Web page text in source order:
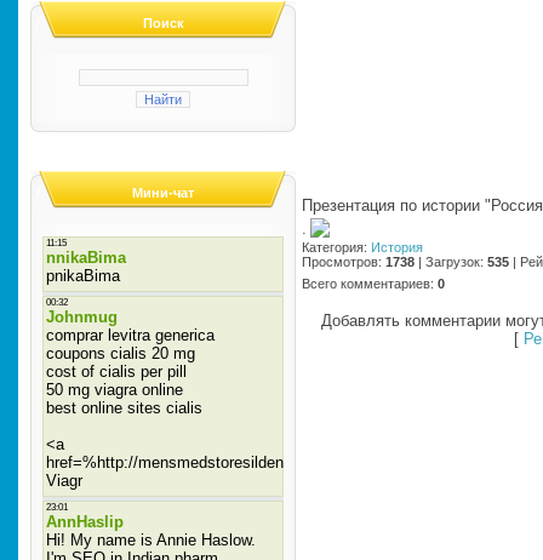
Поиск
Мини-чат
Презентация по истории
·
Категория: История
Просмотров: 1738 | Загрузок: 535 |
Всего комментариев: 0
Добавлять комментарии
[